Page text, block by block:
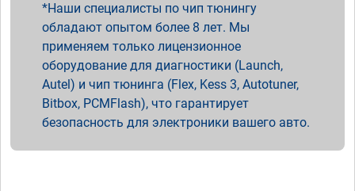
Наши специалисты по чип тюнингу
обладают опытом более 8 лет. Мы
применяем только лицензионное
оборудование для диагностики (Launch,
Autel) и чип тюнинга (Flex, Kess 3, Autotuner,
Bitbox, PCMFlash), что гарантирует
безопасность для электроники вашего авто.